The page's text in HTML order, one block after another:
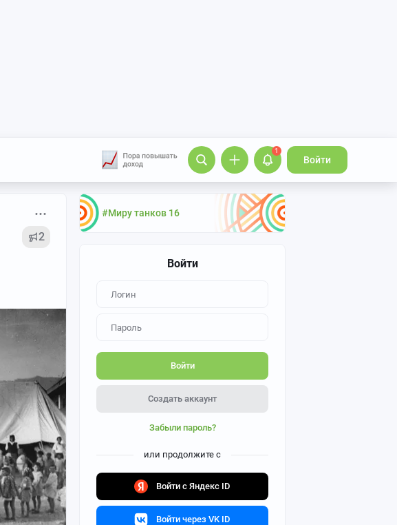
1
Войти
#Миру танков 16
Войти
Войти
Создать аккаунт
Забыли пароль?
или продолжите с
Войти с Яндекс ID
Войти через VK ID
2